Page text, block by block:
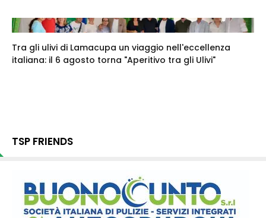
Tra gli ulivi di Lamacupa un viaggio nell'eccellenza
italiana: il 6 agosto torna "Aperitivo tra gli Ulivi"
TSP FRIENDS